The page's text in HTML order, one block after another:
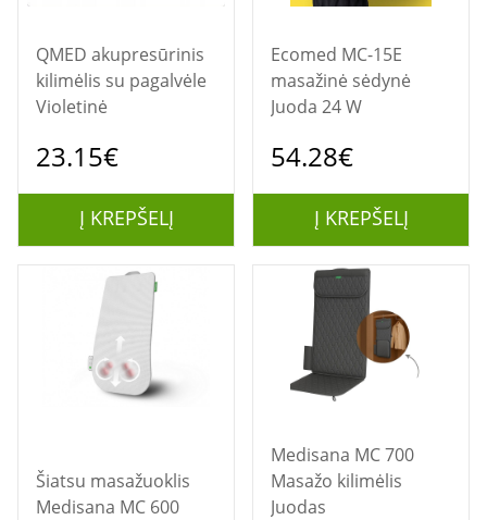
QMED akupresūrinis
kilimėlis su pagalvėle
Violetinė
23.15€
Į KREPŠELĮ
Ecomed MC-15E
masažinė sėdynė
Juoda 24 W
54.28€
Į KREPŠELĮ
Šiatsu masažuoklis
Medisana MC 600
Medisana MC 700
Masažo kilimėlis
Juodas